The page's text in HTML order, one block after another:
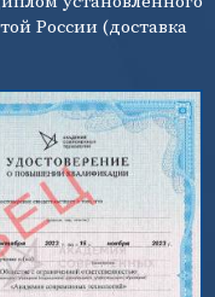
России (доставка